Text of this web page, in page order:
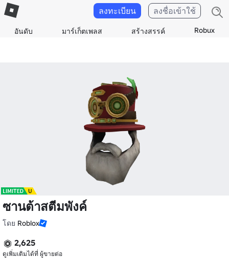
อันดับ มาร์เก็ตเพลส สร้างสรรค์ Robux
ลงทะเบียน ลงชื่อเข้าใช้
ซานต้าสตีมพังค์
โดย Roblox
2,625
ดูเพิ่มเติมได้ที่ ผู้ขายต่อ